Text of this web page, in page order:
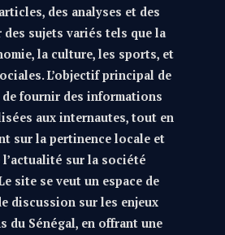
des analyses et des
des sujets variés tels que la
la culture, les sports, et
L’objectif principal de
de fournir des informations
aux internautes, tout en
sur la pertinence locale et
l’actualité sur la société
site se veut un espace de
discussion sur les enjeux
du Sénégal, en offrant une